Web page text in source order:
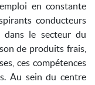
en constante
conducteurs
dans le secteur du
de produits frais,
ces compétences
Au sein du centre